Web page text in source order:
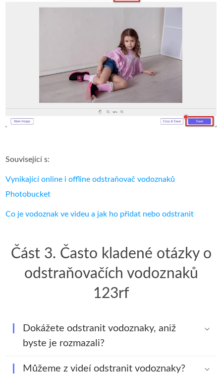
Související s:
Vynikající online i offline odstraňovač vodoznaků
Photobucket
Co je vodoznak ve videu a jak ho přidat nebo odstranit
Část 3. Často kladené otázky o
odstraňovačích vodoznaků
123rf
Dokážete odstranit vodoznaky, aniž
byste je rozmazali?
Můžeme z videí odstranit vodoznaky?